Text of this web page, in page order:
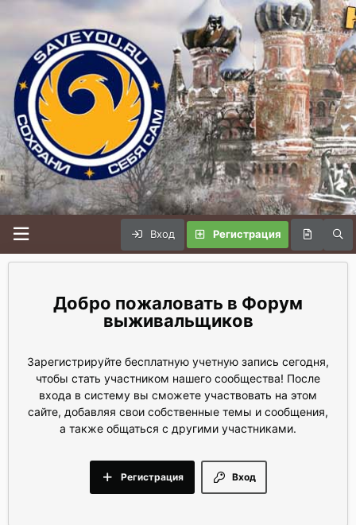
Вход Регистрация
Форум
выживальщиков
Зарегистрируйте бесплатную учетную запись сегодня,
чтобы стать участником нашего сообщества! После
входа в систему вы сможете участвовать на этом
сайте, добавляя свои собственные темы и сообщения,
а также общаться с другими участниками.
Вход
Регистрация